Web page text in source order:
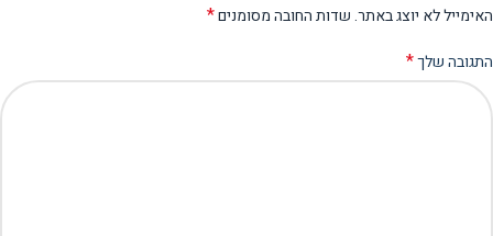
האימייל לא יוצג באתר.שדות החובה מסומנים*
התגובה שלך*